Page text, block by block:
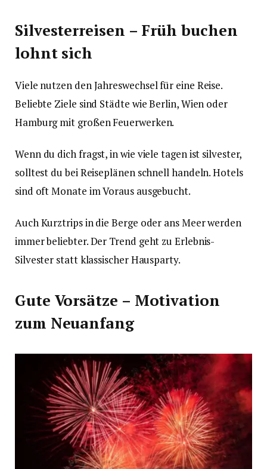
Silvesterreisen – Früh buchen
lohnt sich
Viele nutzen den Jahreswechsel für eine Reise.
Beliebte Ziele sind Städte wie Berlin, Wien oder
Hamburg mit großen Feuerwerken.
Wenn du dich fragst, in wie viele tagen ist silvester,
solltest du bei Reiseplänen schnell handeln. Hotels
sind oft Monate im Voraus ausgebucht.
Auch Kurztrips in die Berge oder ans Meer werden
immer beliebter. Der Trend geht zu Erlebnis-
Silvester statt klassischer Hausparty.
Gute Vorsätze – Motivation
zum Neuanfang